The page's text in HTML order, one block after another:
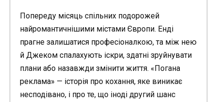
Попереду місяць спільних подорожей
найромантичнішими містами Європи. Енді
прагне залишатися професіоналкою, та між нею
й Джеком спалахують іскри, здатні зруйнувати
плани або назавжди змінити життя. «Погана
реклама» — історія про кохання, яке виникає
несподівано, і про те, що іноді другий шанс